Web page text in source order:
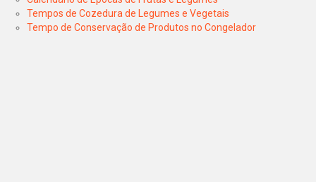
Tempos de Cozedura de Legumes e Vegetais
Tempo de Conservação de Produtos no Congelador